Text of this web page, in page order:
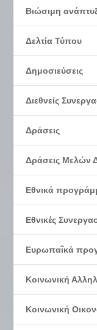
Βιώσιμη
Δελτία Τύπου
Δημοσιεύσεις
Διεθνείς
Δράσεις
Δράσεις Μελών
Εθνικά
Εθνικές
Ευρωπαΐκά
Κοινωνική
Κοινωνική